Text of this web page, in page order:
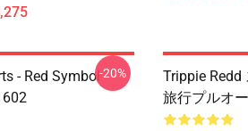
- Red Symbol-20%
Trippie Redd
旅行プルオ